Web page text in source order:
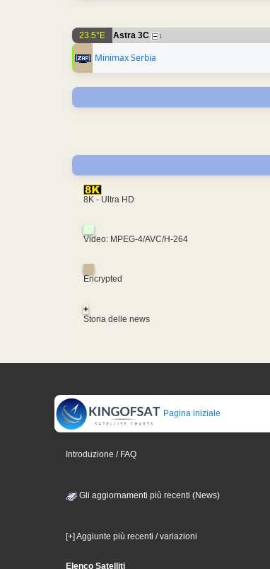
23.5°E Astra 3C 1
Minimax Serbia
8K - Ultra HD
Video: MPEG-4/AVC/H-264
Encrypted
+
Storia delle news
Pagina iniziale
Introduzione / FAQ
Gli aggiornamenti più recenti (News)
[+] Aggiunte più recenti / variazioni
Elenco Satelliti